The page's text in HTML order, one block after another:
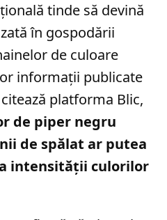
tinde să devină
în gospodării
de culoare
informații publicate
platforma Blic,
de piper negru
de spălat ar putea
intensității culorilor